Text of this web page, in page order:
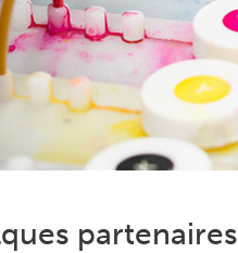
partenaires